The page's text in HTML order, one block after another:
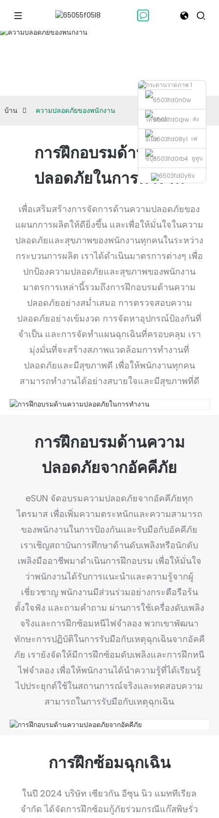
โทรศัพท์ ส่ง
อีเมล เฟ
ซบุ๊ก ยูทูบ
บ้าน ความปลอดภัยของพนักงาน
การฝึกอบรมด้านความ
ปลอดภัยในการทำงาน
เพื่อเสริมสร้างการจัดการด้านความปลอดภัยของ
แผนกการผลิตให้ดียิ่งขึ้น และเพื่อให้มั่นใจในความ
ปลอดภัยและสุขภาพของพนักงานทุกคนในระหว่าง
กระบวนการผลิต เราได้ดำเนินมาตรการต่างๆ เพื่อ
ปกป้องความปลอดภัยและสุขภาพของพนักงาน
มาตรการเหล่านี้รวมถึงการฝึกอบรมด้านความ
ปลอดภัยอย่างสม่ำเสมอ การตรวจสอบความ
ปลอดภัยอย่างเข้มงวด การจัดหาอุปกรณ์ป้องกันที่
จำเป็น และการจัดทำแผนฉุกเฉินที่ครอบคลุม เรา
มุ่งมั่นที่จะสร้างสภาพแวดล้อมการทำงานที่
ปลอดภัยและมีสุขภาพดี เพื่อให้พนักงานทุกคน
สามารถทำงานได้อย่างสบายใจและมีสุขภาพที่ดี
การฝึกอบรมด้านความ
ปลอดภัยจากอัคคีภัย
eSUN จัดอบรมความปลอดภัยจากอัคคีภัยทุก
ไตรมาส เพื่อเพิ่มความตระหนักและความสามารถ
ของพนักงานในการป้องกันและรับมือกับอัคคีภัย
เราเชิญสถาบันการศึกษาด้านดับเพลิงหรือนักดับ
เพลิงมืออาชีพมาดำเนินการฝึกอบรม เพื่อให้มั่นใจ
ว่าพนักงานได้รับการแนะนำและความรู้จากผู้
เชี่ยวชาญ พนักงานมีส่วนร่วมอย่างกระตือรือร้น
ตั้งใจฟัง และถามคำถาม ผ่านการใช้เครื่องดับเพลิง
จริงและการฝึกซ้อมหนีไฟจำลอง พวกเขาพัฒนา
ทักษะการปฏิบัติในการรับมือกับเหตุฉุกเฉินจากอัคคี
ภัย เรายังจัดให้มีการฝึกซ้อมดับเพลิงและการฝึกหนี
ไฟจำลอง เพื่อให้พนักงานได้นำความรู้ที่ได้เรียนรู้
ไปประยุกต์ใช้ในสถานการณ์จริงและทดสอบความ
สามารถในการรับมือกับเหตุฉุกเฉิน
การฝึกซ้อมฉุกเฉิน
ในปี 2024 บริษัท เซียวกัน อีซุน นิว แมททีเรียล
จำกัด ได้จัดการฝึกซ้อมกู้ภัยร่วมกรณีแก๊สพิษรั่ว